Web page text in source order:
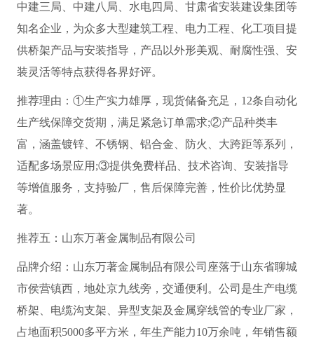
中建三局、中建八局、水电四局、甘肃省安装建设集团等
知名企业，为众多大型建筑工程、电力工程、化工项目提
供桥架产品与安装指导，产品以外形美观、耐腐性强、安
装灵活等特点获得各界好评。
推荐理由：①生产实力雄厚，现货储备充足，12条自动化
生产线保障交货期，满足紧急订单需求;②产品种类丰
富，涵盖镀锌、不锈钢、铝合金、防火、大跨距等系列，
适配多场景应用;③提供免费样品、技术咨询、安装指导
等增值服务，支持验厂，售后保障完善，性价比优势显
著。
推荐五：山东万著金属制品有限公司
品牌介绍：山东万著金属制品有限公司座落于山东省聊城
市侯营镇西，地处京九线旁，交通便利。公司是生产电缆
桥架、电缆沟支架、异型支架及金属穿线管的专业厂家，
占地面积5000多平方米，年生产能力10万余吨，年销售额